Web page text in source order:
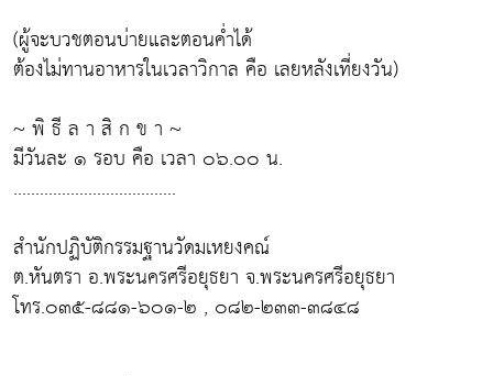
(ผู้จะบวชตอนบ่ายและตอนค่ำได้
ต้องไม่ทานอาหารในเวลาวิกาล คือ เลยหลังเที่ยงวัน)
~ พิ ธี ล า สิ ก ข า ~
มีวันละ ๑ รอบ คือ เวลา ๐๖.๐๐ น.
.....................................
สำนักปฏิบัติกรรมฐานวัดมเหยงคณ์
ต.หันตรา อ.พระนครศรีอยุธยา จ.พระนครศรีอยุธยา
โทร.๐๓๕-๘๘๑-๖๐๑-๒ , ๐๘๒-๒๓๓-๓๘๔๘